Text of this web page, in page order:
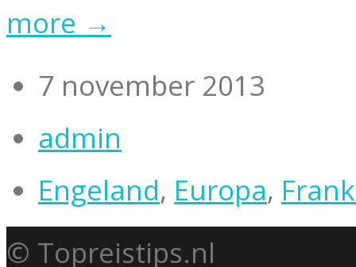
more →
7 november 2013
admin
Engeland, Europa,
© Topreistips.nl